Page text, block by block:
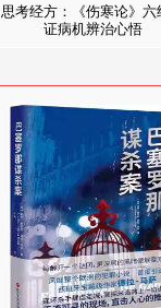
思考经方：《伤寒论》六
证病机辨治心悟